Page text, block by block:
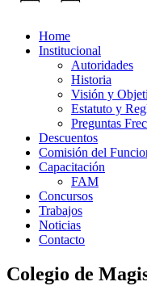
Home
Institucional
Autoridades
Historia
Visión y
Estatuto y
Preguntas
Descuentos
Comisión del
Capacitación
FAM
Concursos
Trabajos
Noticias
Contacto
Colegio de